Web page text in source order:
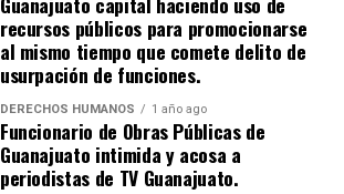
recursos públicos para promocionarse
al mismo tiempo que comete delito de
usurpación de funciones.
DERECHOS HUMANOS 1 año ago
Funcionario de Obras Públicas de
Guanajuato intimida y acosa a
periodistas de TV Guanajuato.